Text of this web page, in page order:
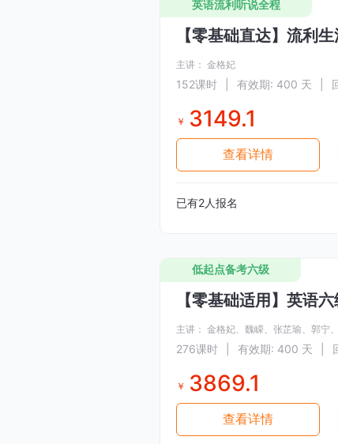
英语流利听说全程
【零基础直达】流利
主讲： 金格妃
152课时 有效期: 400 天
￥ 3149.1
查看详情
已有2人报名
低起点备考六级
【零基础适用】英语
主讲： 金格妃、 魏嵘、 张芷瑜、 郭宁、
276课时 有效期: 400 天
￥ 3869.1
查看详情